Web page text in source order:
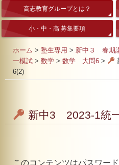
高志教育グループとは？
小・中・高 募集要項
ホーム > 塾生専用 > 新中３ 春期
一模試 > 数学 > 数学 大問6 >
6(2)
新中3 2023-1統
このコンテンツはパスワー